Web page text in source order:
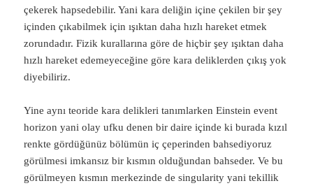
çekerek hapsedebilir. Yani kara deliğin içine çekilen bir şey
içinden çıkabilmek için ışıktan daha hızlı hareket etmek
zorundadır. Fizik kurallarına göre de hiçbir şey ışıktan daha
hızlı hareket edemeyeceğine göre kara deliklerden çıkış yok
diyebiliriz.
Yine aynı teoride kara delikleri tanımlarken Einstein event
horizon yani olay ufku denen bir daire içinde ki burada kızıl
renkte gördüğünüz bölümün iç çeperinden bahsediyoruz
görülmesi imkansız bir kısmın olduğundan bahseder. Ve bu
görülmeyen kısmın merkezinde de singularity yani tekillik